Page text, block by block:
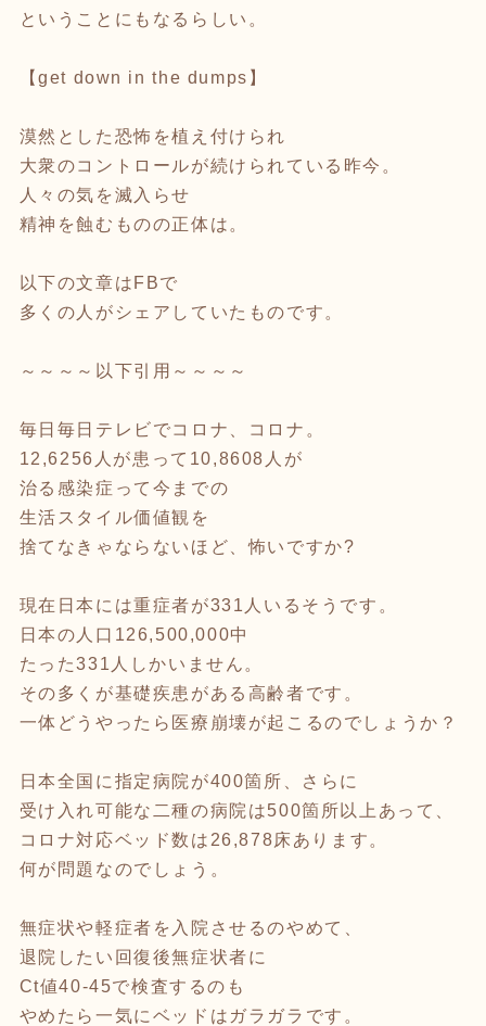
ということにもなるらしい。
【get down in the dumps】
漠然とした恐怖を植え付けられ
大衆のコントロールが続けられている昨今。
人々の気を滅入らせ
精神を蝕むものの正体は。
以下の文章はFBで
多くの人がシェアしていたものです。
～～～～以下引用～～～～
毎日毎日テレビでコロナ、コロナ。
12,6256人が患って10,8608人が
治る感染症って今までの
生活スタイル価値観を
捨てなきゃならないほど、怖いですか?
現在日本には重症者が331人いるそうです。
日本の人口126,500,000中
たった331人しかいません。
その多くが基礎疾患がある高齢者です。
一体どうやったら医療崩壊が起こるのでしょうか？
日本全国に指定病院が400箇所、さらに
受け入れ可能な二種の病院は500箇所以上あって、
コロナ対応ベッド数は26,878床あります。
何が問題なのでしょう。
無症状や軽症者を入院させるのやめて、
退院したい回復後無症状者に
Ct値40-45で検査するのも
やめたら一気にベッドはガラガラです。